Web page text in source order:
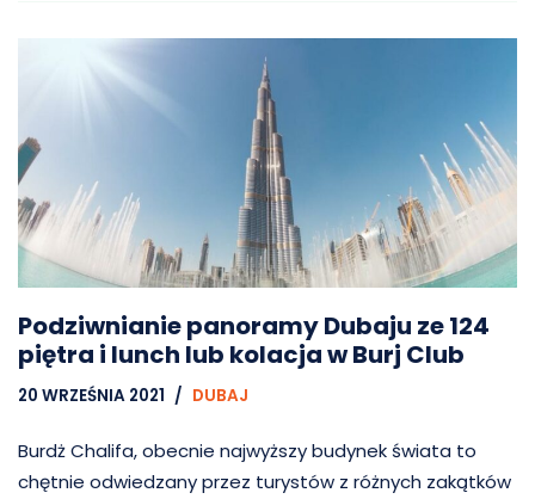
Podziwnianie panoramy Dubaju ze 124
piętra i lunch lub kolacja w Burj Club
20 WRZEŚNIA 2021 DUBAJ
Burdż Chalifa, obecnie najwyższy budynek świata to
chętnie odwiedzany przez turystów z różnych zakątków